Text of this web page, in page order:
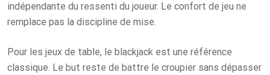
indépendante du ressenti du joueur. Le confort de jeu ne
remplace pas la discipline de mise.
Pour les jeux de table, le blackjack est une référence
classique. Le but reste de battre le croupier sans dépasser